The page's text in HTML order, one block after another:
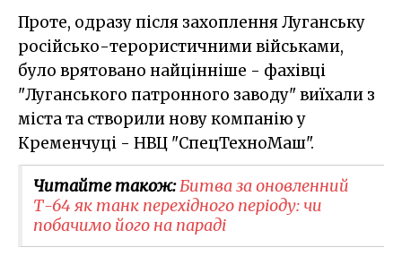
Проте, одразу після захоплення Луганську
російсько-терористичними військами,
було врятовано найцінніше - фахівці
"Луганського патронного заводу" виїхали з
міста та створили нову компанію у
Кременчуці - НВЦ "СпецТехноМаш".
Читайте також:Битва за оновленний
Т-64 як танк перехідного періоду: чи
побачимо його на параді